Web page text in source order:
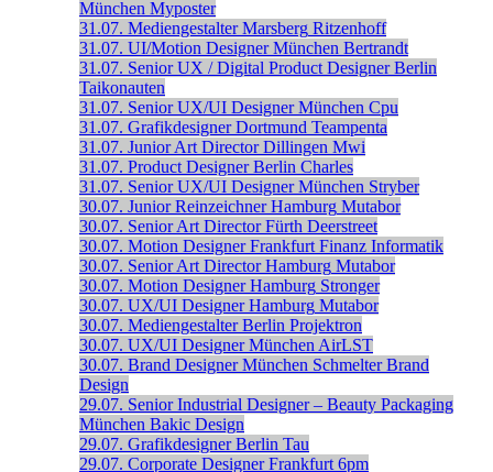
München Myposter
31.07. Mediengestalter Marsberg Ritzenhoff
31.07. UI/Motion Designer München Bertrandt
31.07. Senior UX / Digital Product Designer Berlin
Taikonauten
31.07. Senior UX/UI Designer München Cpu
31.07. Grafikdesigner Dortmund Teampenta
31.07. Junior Art Director Dillingen Mwi
31.07. Product Designer Berlin Charles
31.07. Senior UX/UI Designer München Stryber
30.07. Junior Reinzeichner Hamburg Mutabor
30.07. Senior Art Director Fürth Deerstreet
30.07. Motion Designer Frankfurt Finanz Informatik
30.07. Senior Art Director Hamburg Mutabor
30.07. Motion Designer Hamburg Stronger
30.07. UX/UI Designer Hamburg Mutabor
30.07. Mediengestalter Berlin Projektron
30.07. UX/UI Designer München AirLST
30.07. Brand Designer München Schmelter Brand
Design
29.07. Senior Industrial Designer – Beauty Packaging
München Bakic Design
29.07. Grafikdesigner Berlin Tau
29.07. Corporate Designer Frankfurt 6pm